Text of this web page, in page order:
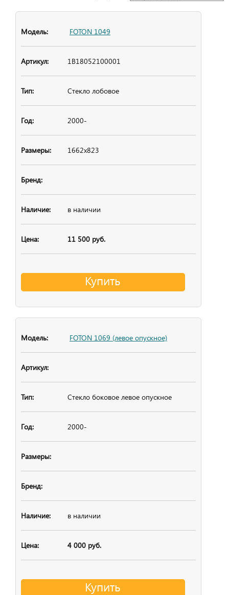
FOTON 1049
1B18052100001
Стекло лобовое
2000-
1662х823
в наличии
11 500 руб.
Купить
FOTON 1069 (левое опускное)
Стекло боковое левое опускное
2000-
в наличии
4 000 руб.
Купить